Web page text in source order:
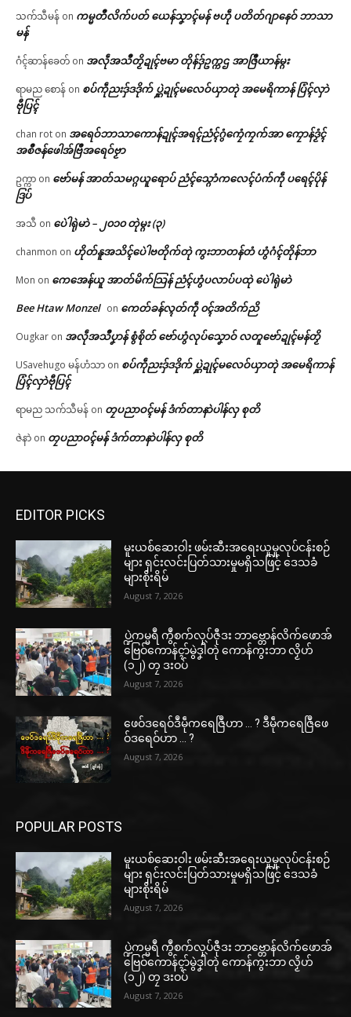
သက်သီမန် on ကမ္မတဳလိက်ပတ် ယေန်သၞာၚ်မန် ဗဟဵု ပတိတ်ဂျာနေဝ် ဘာသာ
မန်
ဂံၚ်ဆာန်ခေတ် on အလဵုအသဳတၟိဍုၚ်ဗမာ တိုန်ဒှ်ဥက္ကဌ အာဇြဳယာန်မ္ဂး
ရာမည စောန် on စပ်ကဵုညးဒှ်ဒဒိုက် ပ္ဋဲဍုၚ်မလေဝ်ယှာတုဲ အမေရိကာန် ပြံၚ်လှာဲ
ဗီုပြၚ်
chan rot on အရေဝ်ဘာသာကောန်ဍုၚ်အရၚ်ညံၚ်ဂွံကၠေံကၠက်အာ ကၠောန်ဒၟံၚ်
အစဳဇန်ဖေါအ်ဗြဳအရေဝ်ဗၟာ
ဥက္ကာ on ဗော်မန် အာတ်သမဂ္ဂယူရောပ် ညံၚ်သ္ဂောံကလေၚ်ပံက်ကဵု ပရေၚ်ပိုန်
ဒြပ်
အသီ on ပေဲါရုဲမာဲ – ၂၀၁၀ တုဲမ္ဂး (၃)
chanmon on ဟိုတ်နူအသိၚ်ပေဲါဗတိုက်တုဲ ကွးဘာတန်တံ ဟွံဂံၚ်တိုန်ဘာ
Mon on ကေအေန်ယူ အာတ်မိက်သြန် ညံၚ်ဟွံပလာပ်ပထုဲ ပေဲါရုဲမာဲ
Bee Htaw Monzel on ကေတ်ခန်လ္ၚတ်ကဵု ၀ၚ်အတိက်ညိ
Ougkar on အလဵုအသဳပၞာန် စွံစိုတ် ဗော်ဟွံလုပ်သၞောဝ် လတူဗော်ဍုၚ်မန်တၟိ
USavehugo မန်ဟံသာ on စပ်ကဵုညးဒှ်ဒဒိုက် ပ္ဋဲဍုၚ်မလေဝ်ယှာတုဲ အမေရိကာန်
ပြံၚ်လှာဲဗီုပြၚ်
ရာမည သက်သီမန် on တၠပညာဝၚ်မန် ဒံက်တာနာဲပါန်လှ စုတိ
ဇဲနာဲ on တၠပညာဝၚ်မန် ဒံက်တာနာဲပါန်လှ စုတိ
EDITOR PICKS
မူးယစ်ဆေးဝါး ဖမ်းဆီးအရေးယူမှုလုပ်ငန်းစဉ်
များ ရှင်းလင်းပြတ်သားမှုမရှိသဖြင့် ဒေသခံ
များစိုးရိမ်
August 7, 2026
ပ္ဍဲကမ္မရဳ ကွဳစက်လုပ်ဇီုဒး ဘာဗ္တောန်လိက်ဖောအ်
ဗြေဝ်ကောန်ၚာ်မွဲဒၞါဲတုဲ ကောန်ကွးဘာ လၟိဟ်
(၁၂) တၠ ဒးဝပ်
August 7, 2026
ဖေဝ်ဒရေဝ်ဒဳမဵုကရေဇြဳဟာ … ? ဒဳမဵုကရေဇြဳဖေ
ဝ်ဒရေဝ်ဟာ … ?
August 7, 2026
POPULAR POSTS
မူးယစ်ဆေးဝါး ဖမ်းဆီးအရေးယူမှုလုပ်ငန်းစဉ်
များ ရှင်းလင်းပြတ်သားမှုမရှိသဖြင့် ဒေသခံ
များစိုးရိမ်
August 7, 2026
ပ္ဍဲကမ္မရဳ ကွဳစက်လုပ်ဇီုဒး ဘာဗ္တောန်လိက်ဖောအ်
ဗြေဝ်ကောန်ၚာ်မွဲဒၞါဲတုဲ ကောန်ကွးဘာ လၟိဟ်
(၁၂) တၠ ဒးဝပ်
August 7, 2026